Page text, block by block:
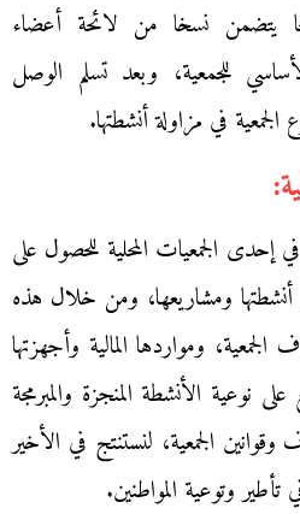
يتضمن نسخا من لائحة أعضاء
للجمعية، وبعد تسلم الوصل
الجمعية في مزاولة أنشطتها.
إحدى الجمعيات المحلية للحصول على
ومشاريعها، ومن خلال هذه
ومواردها المالية وأجهزتها
نوعية الأنشطة المنجزة والمبرمجة
الجمعية، لنستنتج في الأخير
تأطير وتوعية المواطنين.